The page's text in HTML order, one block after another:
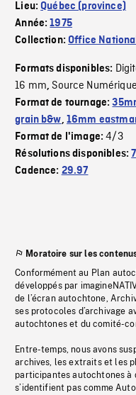
Lieu:Québec (province)
Année:1975
Collection:Office
Formats disponibles:
16 mm,Source Numérique
Format de tournage:
grain b&w, 16mm
Format de l'image:4/3
Résolutions disponibles:
Cadence: 29.97
Moratoire sur les
Conformément au Plan
développés par
de l’écran autochtone,
ses protocoles d’archivage
autochtones et du comité-
Entre-temps, nous avons
archives, les extraits et les
participantes autochtones à
s’identifient pas comme